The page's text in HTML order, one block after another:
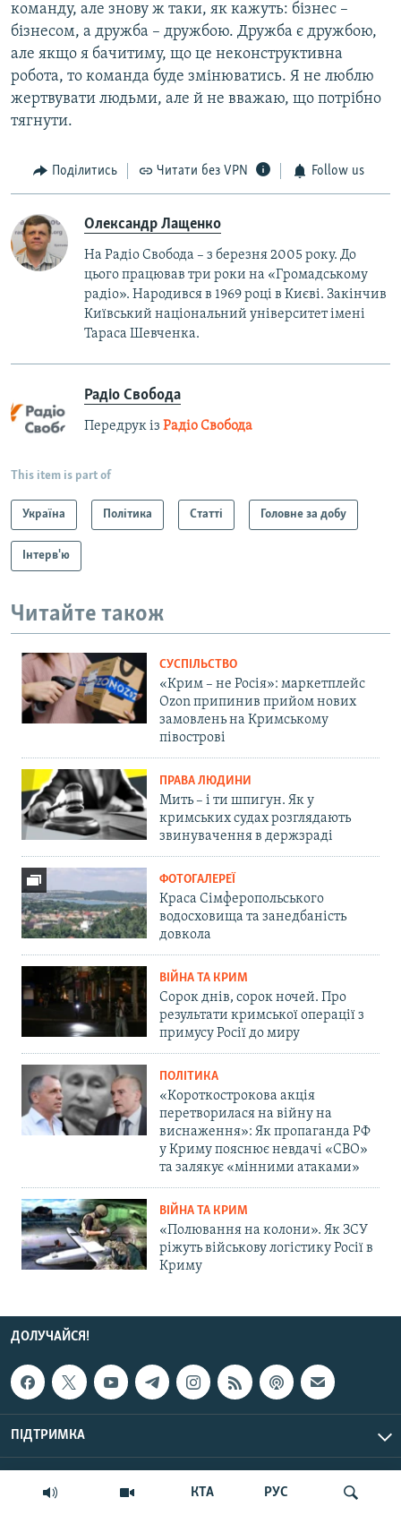
КТА РУС
команду, але знову ж таки, як кажуть: бізнес –
бізнесом, а дружба – дружбою. Дружба є дружбою,
але якщо я бачитиму, що це неконструктивна
робота, то команда буде змінюватись. Я не люблю
жертвувати людьми, але й не вважаю, що потрібно
тягнути.
Поділитись Читати без VPN Follow us
Олександр Лащенко
На Радіо Свобода – з березня 2005 року. До
цього працював три роки на «Громадському
радіо». Народився в 1969 році в Києві. Закінчив
Київський національний університет імені
Тараса Шевченка.
Радіо Свобода
Передрук із Радіо Свобода
This item is part of
Україна Політика Статті Головне за добу
Інтерв'ю
Читайте також
СУСПІЛЬСТВО
«Крим – не Росія»: маркетплейс
Ozon припинив прийом нових
замовлень на Кримському
півострові
ПРАВА ЛЮДИНИ
Мить – і ти шпигун. Як у
кримських судах розглядають
звинувачення в держзраді
ФОТОГАЛЕРЕЇ
Краса Сімферопольського
водосховища та занедбаність
довкола
ВІЙНА ТА КРИМ
Сорок днів, сорок ночей. Про
результати кримської операції з
примусу Росії до миру
ПОЛІТИКА
«Короткострокова акція
перетворилася на війну на
виснаження»: Як пропаганда РФ
у Криму пояснює невдачі «СВО»
та залякує «мінними атаками»
ВІЙНА ТА КРИМ
«Полювання на колони». Як ЗСУ
ріжуть військову логістику Росії в
Криму
ДОЛУЧАЙСЯ!
ПІДТРИМКА